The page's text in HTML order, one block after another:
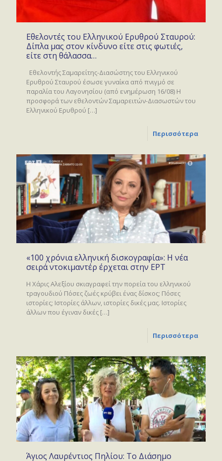
Εθελοντές του Ελληνικού Ερυθρού Σταυρού:
Δίπλα μας στον κίνδυνο είτε στις φωτιές,
είτε στη θάλασσα…
Εθελοντής Σαμαρείτης-Διασώστης του Ελληνικού
Ερυθρού Σταυρού έσωσε γυναίκα από πνιγμό σε
παραλία του Λαγονησίου (από ενημέρωση 16/08) Η
προσφορά των εθελοντών Σαμαρειτών-Διασωστών του
Ελληνικού Ερυθρού […]
Περισσότερα
«100 χρόνια ελληνική δισκογραφία»: Η νέα
σειρά ντοκιμαντέρ έρχεται στην ΕΡΤ
Η Χάρις Αλεξίου σκιαγραφεί την πορεία του ελληνικού
τραγουδιού Πόσες ζωές κρύβει ένας δίσκος; Πόσες
ιστορίες; Ιστορίες άλλων, ιστορίες δικές μας. Ιστορίες
άλλων που έγιναν δικές […]
Περισσότερα
Άγιος Λαυρέντιος Πηλίου: Το Διάσημο